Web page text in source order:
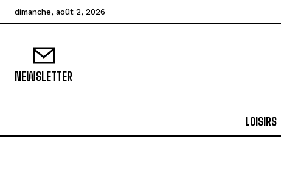
dimanche, août 2, 2026
NEWSLETTER
LOISIRS